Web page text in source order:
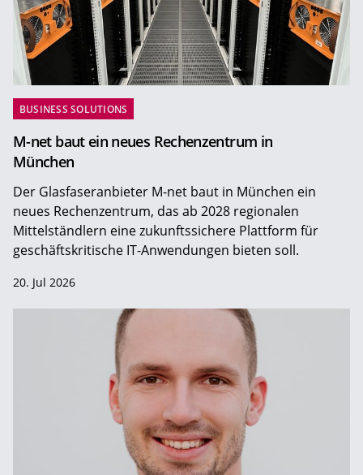
BUSINESS SOLUTIONS
M-net baut ein neues Rechenzentrum in
München
Der Glasfaseranbieter M-net baut in München ein
neues Rechenzentrum, das ab 2028 regionalen
Mittelständlern eine zukunftssichere Plattform für
geschäftskritische IT-Anwendungen bieten soll.
20. Jul 2026